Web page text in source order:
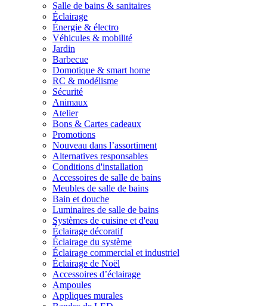
Salle de bains & sanitaires
Éclairage
Énergie & électro
Véhicules & mobilité
Jardin
Barbecue
Domotique & smart home
RC & modélisme
Sécurité
Animaux
Atelier
Bons & Cartes cadeaux
Promotions
Nouveau dans l’assortiment
Alternatives responsables
Conditions d'installation
Accessoires de salle de bains
Meubles de salle de bains
Bain et douche
Luminaires de salle de bains
Systèmes de cuisine et d'eau
Éclairage décoratif
Éclairage du système
Éclairage commercial et industriel
Éclairage de Noël
Accessoires d’éclairage
Ampoules
Appliques murales